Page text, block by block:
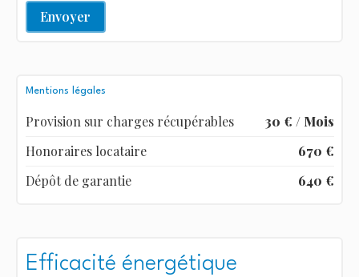
Envoyer
Mentions légales
Provision sur charges récupérables
30 € / Mois
Honoraires locataire
670 €
Dépôt de garantie
640 €
Efficacité énergétique